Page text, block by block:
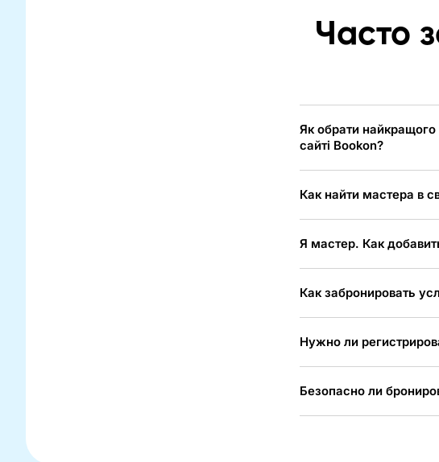
Часто
Як обрати найкращого
сайті Bookon?
Как найти мастера в
Я мастер. Как
Как забронировать
Нужно ли
Безопасно ли